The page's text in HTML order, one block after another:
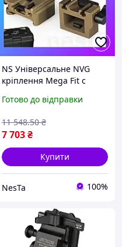
NS Універсальне NVG
кріплення Mega Fit c
інтерфейсами для ПНБ
Nes22/Q
Готово до відправки
7 703₴
11 548.50 ₴
Купити
NesTa 100%